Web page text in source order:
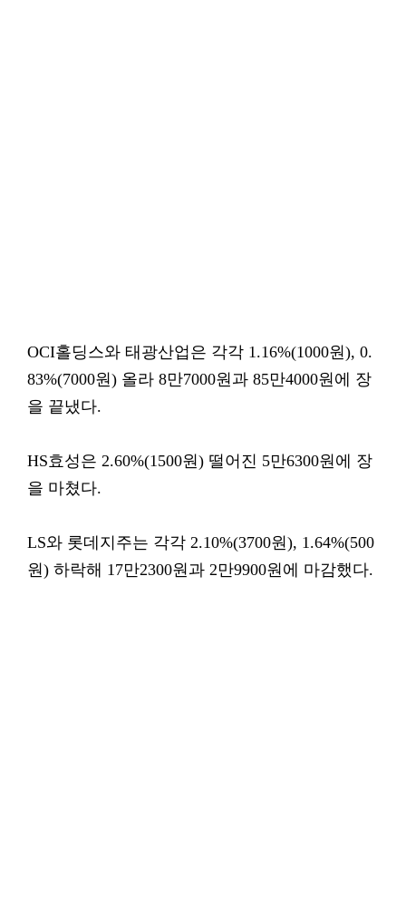
OCI홀딩스와 태광산업은 각각 1.16%(1000원), 0.
83%(7000원) 올라 8만7000원과 85만4000원에 장
을 끝냈다.
HS효성은 2.60%(1500원) 떨어진 5만6300원에 장
을 마쳤다.
LS와 롯데지주는 각각 2.10%(3700원), 1.64%(500
원) 하락해 17만2300원과 2만9900원에 마감했다.